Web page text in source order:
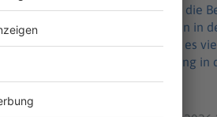
und geht in Deckung, wenn die
Kampfbiss bleibt der Zahn in
es viele Rabatte
in diesem